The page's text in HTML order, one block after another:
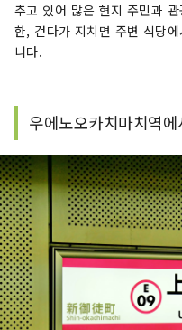
추고 있어 많은 현지 주민과
한, 걷다가 지치면 주변 식당
니다.
우에노오카치마치역